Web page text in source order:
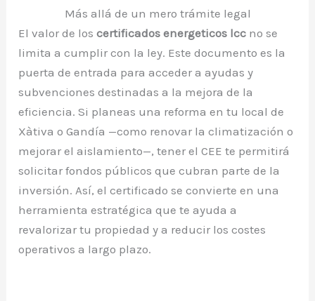
Más allá de un mero trámite legal
El valor de loscertificados energeticos lcc no se
limita a cumplir con la ley. Este documento es la
puerta de entrada para acceder a ayudas y
subvenciones destinadas a la mejora de la
eficiencia. Si planeas una reforma en tu local de
Xàtiva o Gandía —como renovar la climatización o
mejorar el aislamiento—, tener el CEE te permitirá
solicitar fondos públicos que cubran parte de la
inversión. Así, el certificado se convierte en una
herramienta estratégica que te ayuda a
revalorizar tu propiedad y a reducir los costes
operativos a largo plazo.